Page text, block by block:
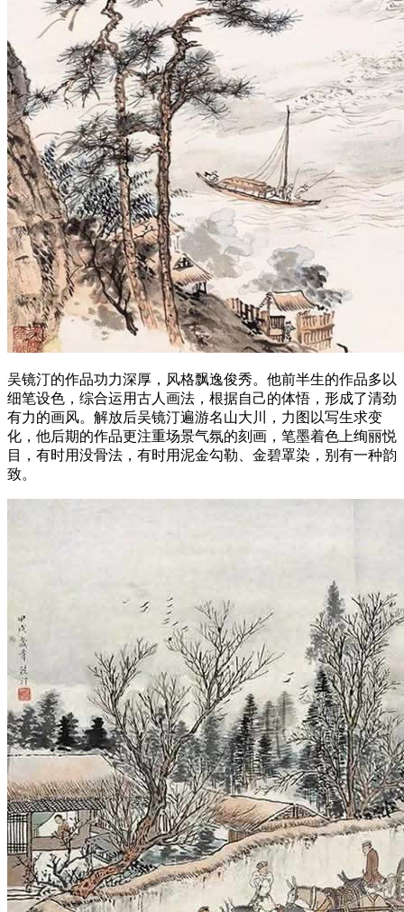
吴镜汀的作品功力深厚，风格飘逸俊秀。他前半生的作品多以
细笔设色，综合运用古人画法，根据自己的体悟，形成了清劲
有力的画风。解放后吴镜汀遍游名山大川，力图以写生求变
化，他后期的作品更注重场景气氛的刻画，笔墨着色上绚丽悦
目，有时用没骨法，有时用泥金勾勒、金碧罩染，别有一种韵
致。